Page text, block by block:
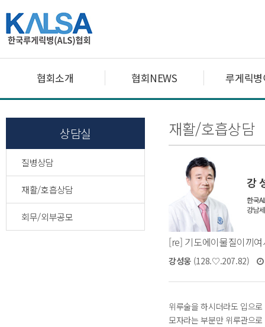
협회소개 협회NEWS 루게릭
상담실
질병상담
재활/호흡상담
회무/외부공모
재활/호흡상담
[re] 기도에이물질이끼
강성웅(128.♡.207.82)
위루술을 하시더라도 입으
모자라는 부분만 위루관으